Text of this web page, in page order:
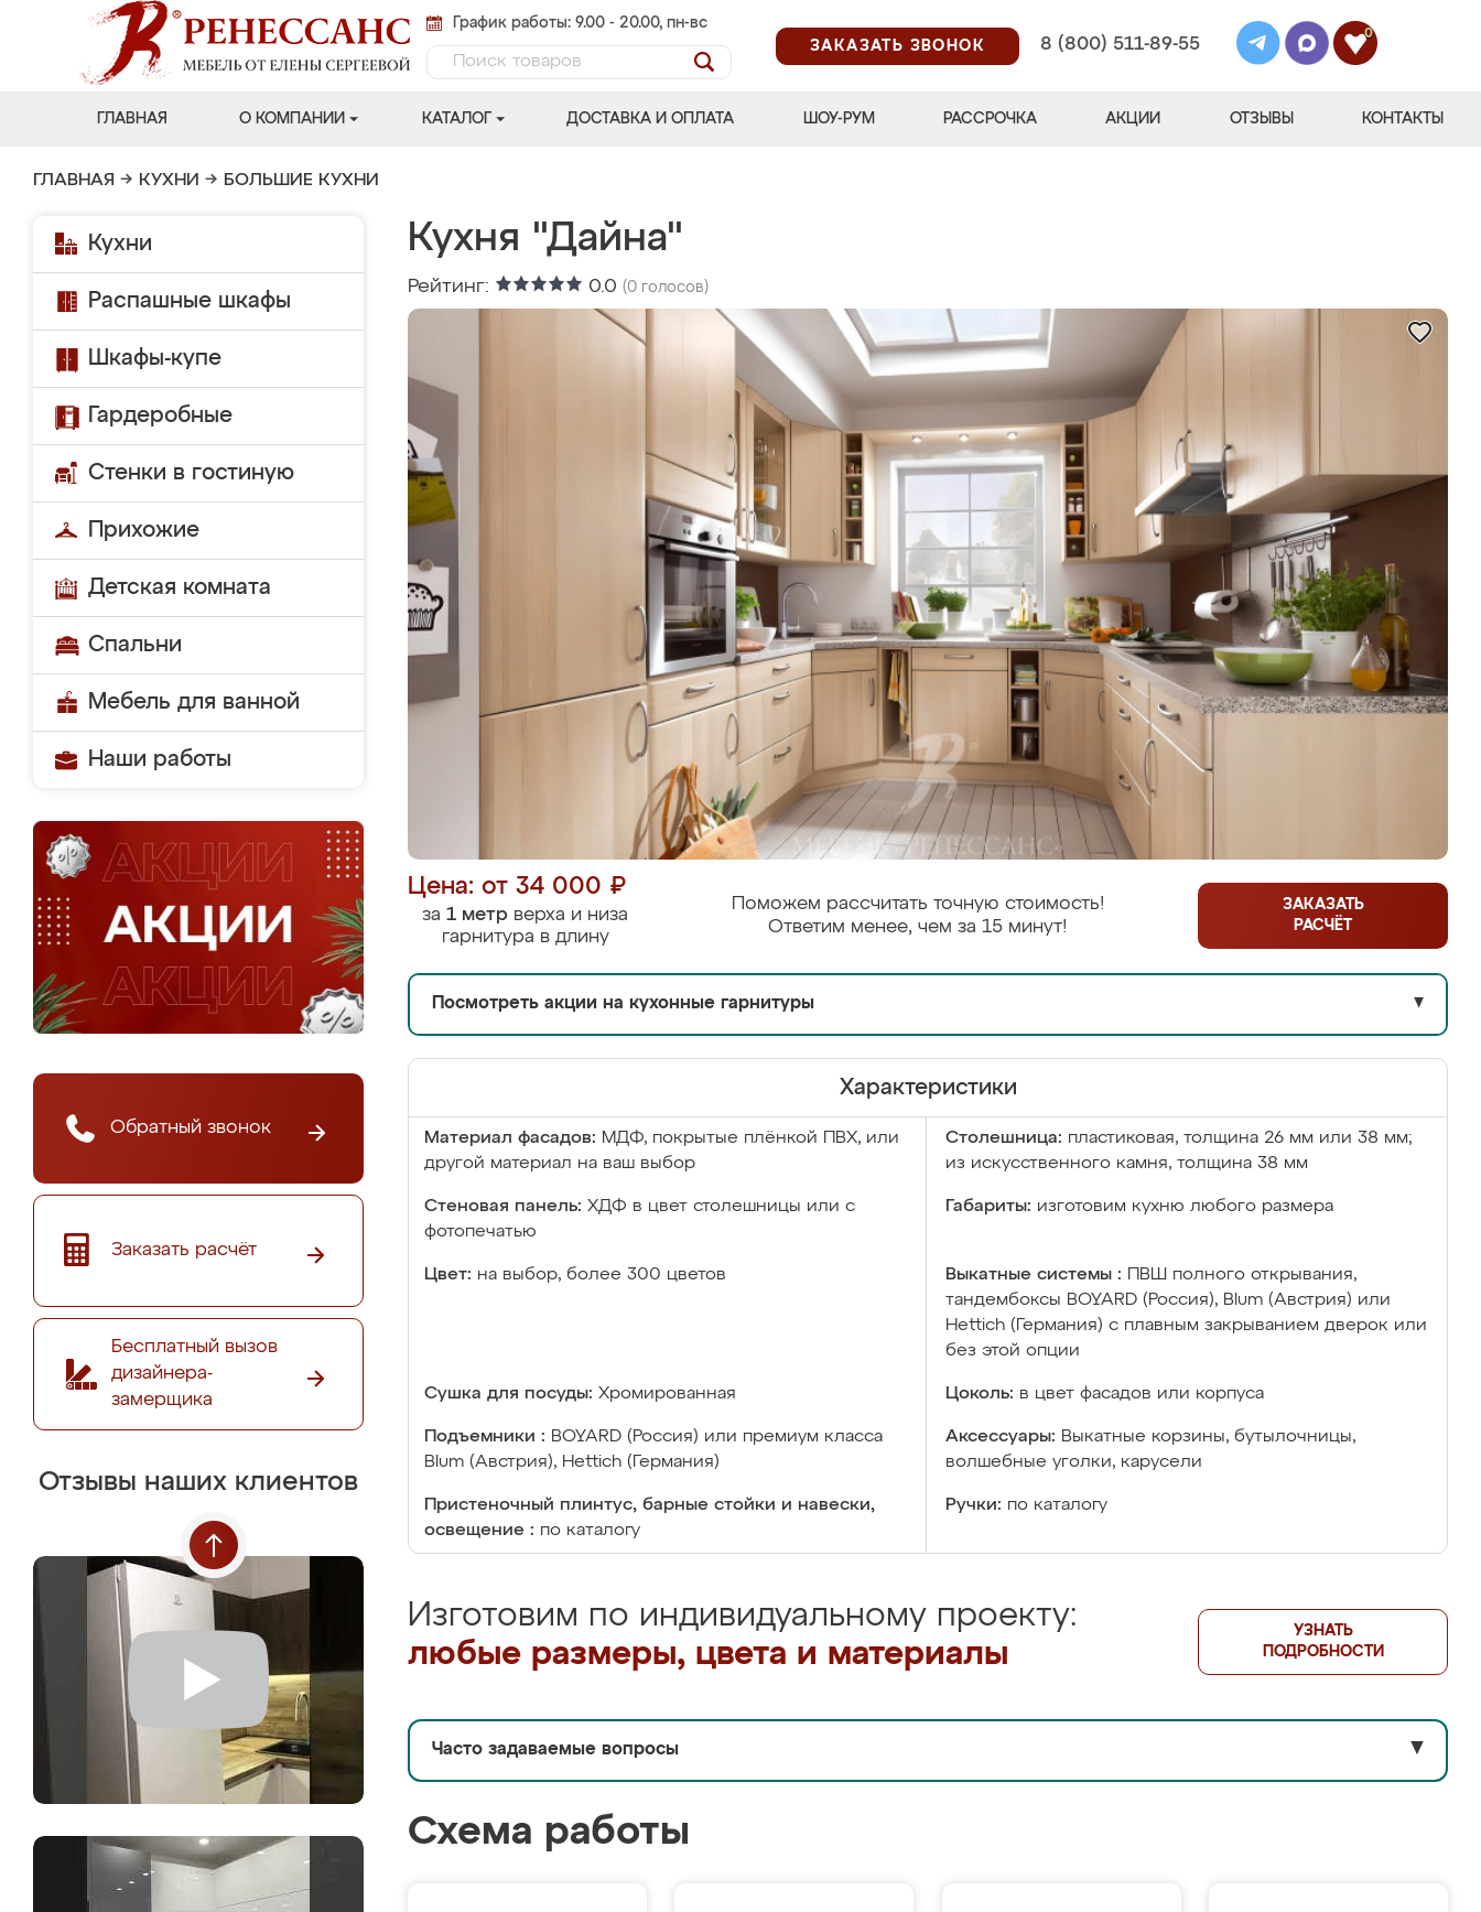
График работы: 9.00 - 20.00, пн-вс
ЗАКАЗАТЬ ЗВОНОК
8 (800) 511-89-55
0
ГЛАВНАЯ О КОМПАНИИ КАТАЛОГ ДОСТАВКА И ОПЛАТА ШОУ-РУМ РАССРОЧКА АКЦИИ ОТЗЫВЫ КОНТАКТЫ
ГЛАВНАЯ → КУХНИ → БОЛЬШИЕ КУХНИ
Кухни
Распашные шкафы
Шкафы-купе
Гардеробные
Стенки в гостиную
Прихожие
Детская комната
Спальни
Мебель для ванной
Наши работы
Обратный звонок
Заказать расчёт
Бесплатный вызов
дизайнера-
замерщика
Отзывы наших клиентов
Кухня "Дайна"
Рейтинг: 0.0 (0 голосов)
Цена: от 34 000 ₽
за 1 метр верха и низа
гарнитура в длину
Поможем рассчитать точную стоимость!
Ответим менее, чем за 15 минут!
ЗАКАЗАТЬ
РАСЧЁТ
Посмотреть акции на кухонные гарнитуры ▼
Характеристики
Материал фасадов: МДФ, покрытые плёнкой ПВХ, или
другой материал на ваш выбор
Столешница: пластиковая, толщина 26 мм или 38 мм;
из искусственного камня, толщина 38 мм
Стеновая панель: ХДФ в цвет столешницы или с
фотопечатью
Габариты: изготовим кухню любого размера
Цвет: на выбор, более 300 цветов Выкатные системы :
ПВШ полного открывания,
тандембоксы BOYARD (Россия), Blum (Австрия) или
Hettich (Германия) с плавным закрыванием дверок или
без этой опции
Сушка для посуды: Хромированная Цоколь: в цвет фасадов или корпуса
Подъемники : BOYARD (Россия) или премиум класса
Blum (Австрия), Hettich (Германия)
Аксессуары: Выкатные корзины, бутылочницы,
волшебные уголки, карусели
Пристеночный плинтус, барные стойки и навески,
освещение : по каталогу
Ручки: по каталогу
Изготовим по индивидуальному проекту:
любые размеры, цвета и материалы
УЗНАТЬ
ПОДРОБНОСТИ
Часто задаваемые вопросы ▼
Схема работы